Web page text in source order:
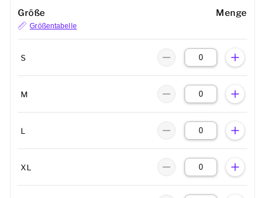
Größe Menge
Größentabelle
S
M
L
XL